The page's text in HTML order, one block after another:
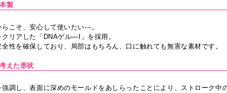
製
こそ、安心して使いたい---。
リアした「DNAゲル―I」を採用。
性を確保しており、局部はもちろん、口に触れても無害な素材です。
えた形状
調し、表面に深めのモールドをあしらったことにより、ストローク中